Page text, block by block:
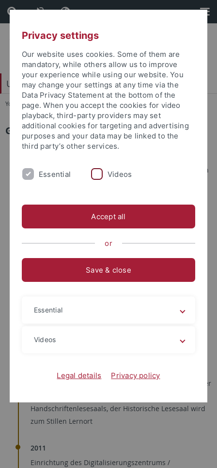
Skip
to
content
Skip
to
footer
Universitätsbibliothek
You are here: Startseite ... Geschichte
Geschichte der UB
Zeitweise Schließung der Universitätsbibliothek wegen
der Corona-Pandemie / Eröffnung des
Tübingen Library Publishing
Umgestaltung Bereichsbibliothek Morgenstelle /
Automatisierung der Ausleihvorgänge (Selbstverbucher
Handschriftenlesesaals, der Historische Lesesaal wird
zum Stillen Lernort
2011
Einrichtung des Digitalisierungszentrums /
Privacy settings
Our website uses cookies. Some of them are
mandatory, while others allow us to improve
your experience while using our website. You
may change your settings at any time via the
Data Privacy Statement at the bottom of the
page. When you accept the cookies for video
playback, third-party providers may set
additional cookies for targeting and advertising
purposes and your data may be linked to the
third party’s other services.
Essential Videos
Accept all
or
Save & close
Essential
Videos
Legal details Privacy policy